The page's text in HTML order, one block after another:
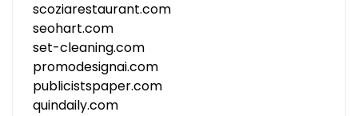
scoziarestaurant.com
seohart.com
set-cleaning.com
promodesignai.com
publicistspaper.com
quindaily.com